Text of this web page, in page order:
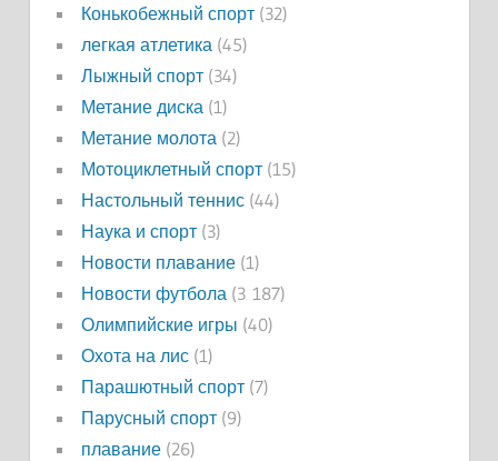
Конькобежный спорт(32)
легкая атлетика (45)
Лыжный спорт(34)
Метание диска (1)
Метание молота (2)
Мотоциклетный спорт(15)
Настольный теннис(44)
Наука и спорт(3)
Новости плавание(1)
Новости футбола (3 187)
Олимпийские игры (40)
Охота на лис(1)
Парашютный спорт(7)
Парусный спорт(9)
плавание(26)